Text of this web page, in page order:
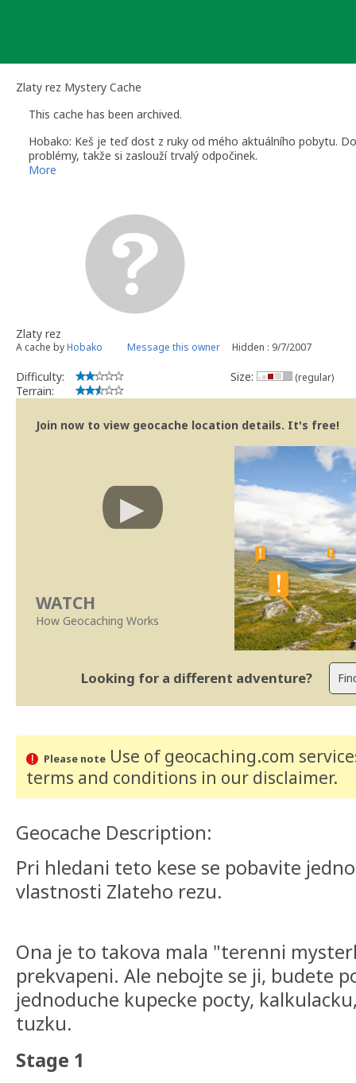
Zlaty rez Mystery Cache
This cache has been archived.
Hobako: Keš je teď dost z ruky od mého aktuálního pobytu.
problémy, takže si zaslouží trvalý odpočinek.
More
Zlaty rez
A cache byHobako Message this owner Hidden : 9/7/2007
Difficulty:
Terrain:
Size: (regular)
Join now to view geocache location details. It's free!
WATCH
How Geocaching Works
Looking for a different adventure?
Please noteUse of geocaching.com
terms and conditions in our disclaimer.
Geocache Description:
Pri hledani teto kese se pobavite
vlastnosti Zlateho rezu.
Ona je to takova mala "terenni
prekvapeni. Ale nebojte se ji, budete
jednoduche kupecke pocty,
tuzku.
Stage 1